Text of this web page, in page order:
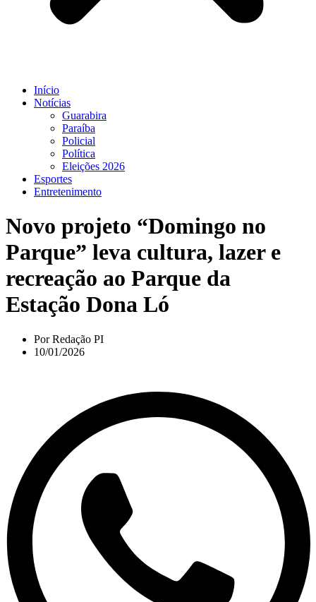
Início
Notícias
Guarabira
Paraíba
Policial
Política
Eleições 2026
Esportes
Entretenimento
Novo projeto “Domingo no
Parque” leva cultura, lazer e
recreação ao Parque da
Estação Dona Ló
PorRedação PI
10/01/2026